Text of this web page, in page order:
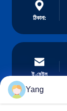
ঠিকানা:
ই-মেইল
Yang